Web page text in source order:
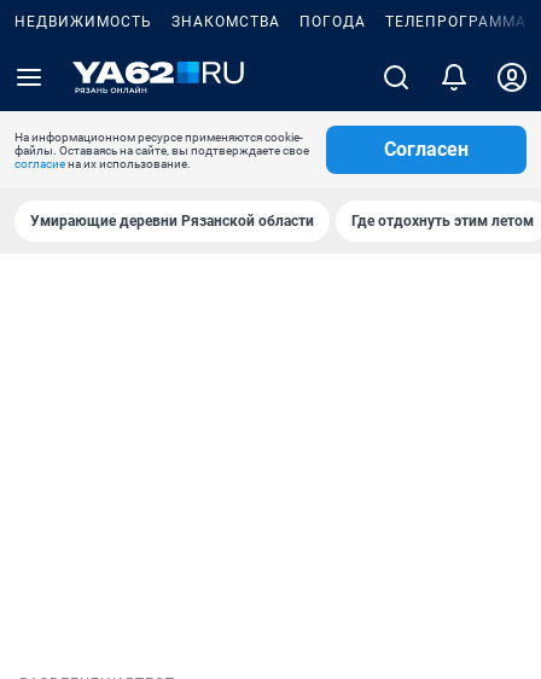
НЕДВИЖИМОСТЬ ЗНАКОМСТВА ПОГОДА ТЕЛЕПРОГРАММА
На информационном ресурсе применяются cookie-
файлы. Оставаясь на сайте, вы подтверждаете свое
согласиена их использование.
Согласен
Умирающие деревни Рязанской области Где отдохнуть этим летом